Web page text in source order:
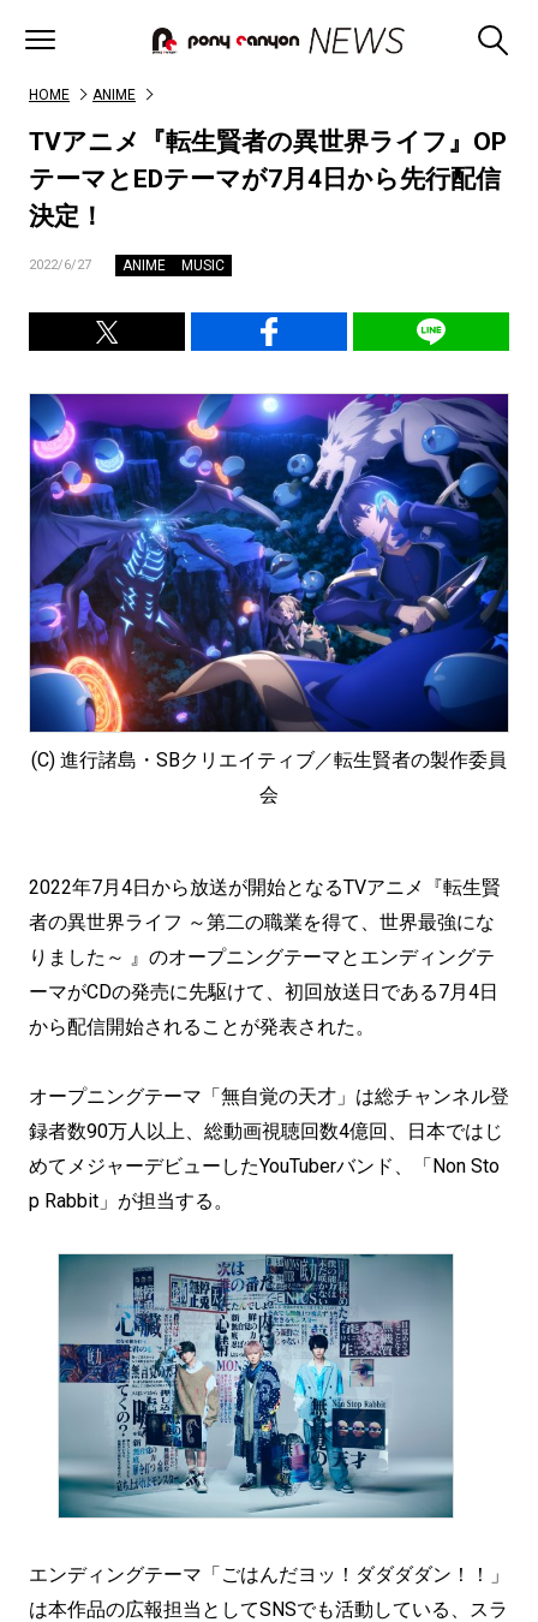
HOME ANIME
TVアニメ『転生賢者の異世界ライフ』OP
テーマとEDテーマが7月4日から先行配信
決定！
2022/6/27 ANIME MUSIC
(C) 進行諸島・SBクリエイティブ／転生賢者の製作委員
会
2022年7月4日から放送が開始となるTVアニメ『転生賢
者の異世界ライフ ～第二の職業を得て、世界最強にな
りました～ 』のオープニングテーマとエンディングテ
ーマがCDの発売に先駆けて、初回放送日である7月4日
から配信開始されることが発表された。
オープニングテーマ「無自覚の天才」は総チャンネル登
録者数90万人以上、総動画視聴回数4億回、日本ではじ
めてメジャーデビューしたYouTuberバンド、「Non Sto
p Rabbit」が担当する。
エンディングテーマ「ごはんだヨッ！ダダダダン！！」
は本作品の広報担当としてSNSでも活動している、スラ